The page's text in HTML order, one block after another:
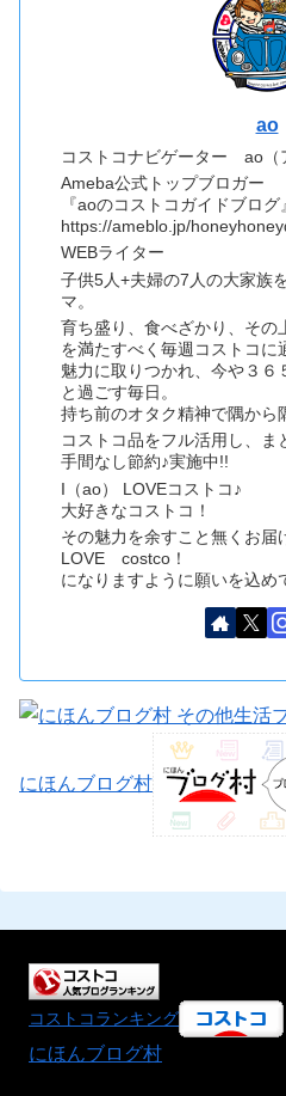
ao
コストコナビゲーター ao（
Ameba公式トップブロガー
『aoのコストコガイドブログ
https://ameblo.jp/
WEBライター
子供5人+夫婦の7人の大家族
マ。
育ち盛り、食べざかり、その
を満たすべく毎週コストコに
魅力に取りつかれ、今や３６
と過ごす毎日。
持ち前のオタク精神で隅から
コストコ品をフル活用し、ま
手間なし節約♪実施中!!
I（ao） LOVEコストコ♪
大好きなコストコ！
その魅力を余すこと無くお
LOVE costco！
になりますように願いを込め
にほんブログ村
コストコランキング
にほんブログ村